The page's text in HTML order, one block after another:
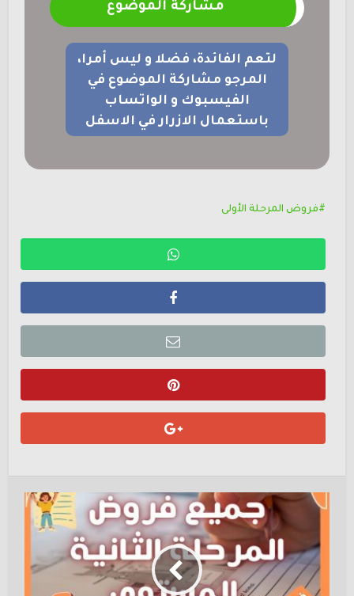
مشاركة الموضوع
لتعم الفائدة، فضلا و ليس أمرا،
المرجو مشاركة الموضوع في
الفيسبوك و الواتساب
باستعمال الازرار في الاسفل
فروض المرحلة الأولى